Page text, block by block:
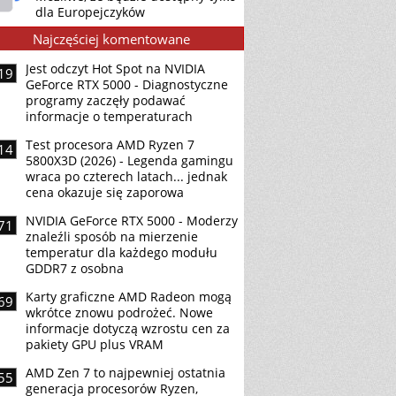
dla Europejczyków
Najczęściej komentowane
Jest odczyt Hot Spot na NVIDIA
GeForce RTX 5000 - Diagnostyczne
programy zaczęły podawać
informacje o temperaturach
Test procesora AMD Ryzen 7
5800X3D (2026) - Legenda gamingu
wraca po czterech latach... jednak
cena okazuje się zaporowa
NVIDIA GeForce RTX 5000 - Moderzy
znaleźli sposób na mierzenie
temperatur dla każdego modułu
GDDR7 z osobna
Karty graficzne AMD Radeon mogą
wkrótce znowu podrożeć. Nowe
informacje dotyczą wzrostu cen za
pakiety GPU plus VRAM
AMD Zen 7 to najpewniej ostatnia
generacja procesorów Ryzen,